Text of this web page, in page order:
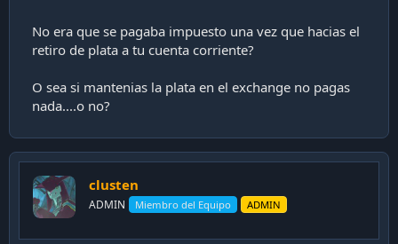
No era que se pagaba impuesto una vez que hacias el
retiro de plata a tu cuenta corriente?
O sea si mantenias la plata en el exchange no pagas
nada....o no?
clusten
ADMIN Miembro del Equipo ADMIN